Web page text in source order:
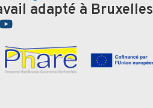
adapté à Bruxelles